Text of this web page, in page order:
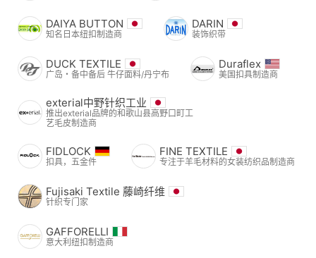
DAIYA BUTTON
知名日本纽扣制造商
DARIN
装饰织带
DUCK TEXTILE
广岛・备中备后 牛仔面料/丹宁布
Duraflex
美国扣具制造商
exterial中野针织工业
推出exterial品牌的和歌山县高野口町工
艺毛皮制造商
FIDLOCK
扣具，五金件
FINE TEXTILE
专注于羊毛材料的女装纺织品制造商
Fujisaki Textile 藤崎纤维
针织专门家
GAFFORELLI
意大利纽扣制造商